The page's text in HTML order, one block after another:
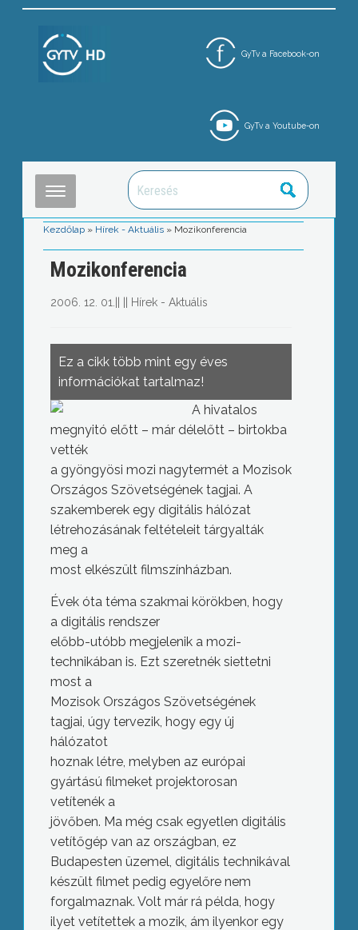
GyTv a Facebook-on
GyTv a Youtube-on
Kezdőlap » Hírek - Aktuális » Mozikonferencia
Mozikonferencia
2006. 12. 01. Hírek - Aktuális
Ez a cikk több mint egy éves
információkat tartalmaz!
A hivatalos
megnyitó előtt – már délelőtt – birtokba
vették
a gyöngyösi mozi nagytermét a Mozisok
Országos Szövetségének tagjai. A
szakemberek egy digitális hálózat
létrehozásának feltételeit tárgyalták
meg a
most elkészült filmszínházban.
Évek óta téma szakmai körökben, hogy
a digitális rendszer
előbb-utóbb megjelenik a mozi-
technikában is. Ezt szeretnék siettetni
most a
Mozisok Országos Szövetségének
tagjai, úgy tervezik, hogy egy új
hálózatot
hoznak létre, melyben az európai
gyártású filmeket projektorosan
vetítenék a
jövőben. Ma még csak egyetlen digitális
vetítőgép van az országban, ez
Budapesten üzemel, digitális technikával
készült filmet pedig egyelőre nem
forgalmaznak. Volt már rá példa, hogy
ilyet vetítettek a mozik, ám ilyenkor egy